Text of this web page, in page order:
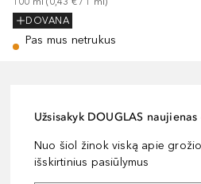
DOVANA
Pas mus netrukus
Užsisakyk DOUGLAS
Nuo šiol žinok viską apie
išskirtinius pasiūlymus